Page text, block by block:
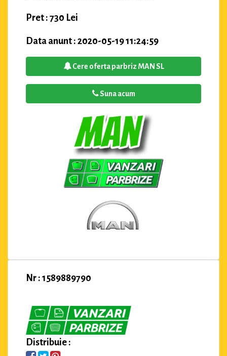
Pret : 730 Lei
Data anunt : 2020-05-19 11:24:59
Cere oferta parbriz MAN SL
Suna acum
Nr : 1589889790
Distribuie :